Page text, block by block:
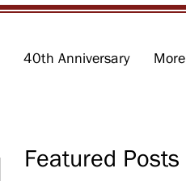
40th Anniversary More
Featured Posts